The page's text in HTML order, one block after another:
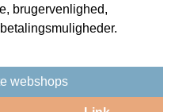
brugervenlighed,
webshops